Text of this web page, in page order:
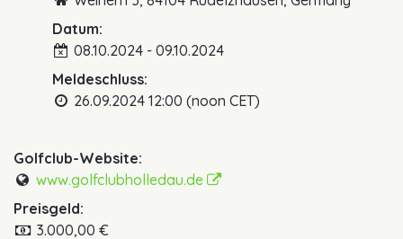
Datum:
08.10.2024 - 09.10.2024
Meldeschluss:
26.09.2024 12:00 (noon CET)
Golfclub-Website:
www.golfclubholledau.de
Preisgeld:
3.000,00 €